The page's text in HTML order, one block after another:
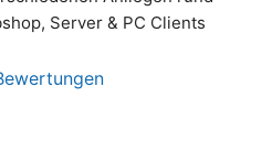
Server & PC Clients